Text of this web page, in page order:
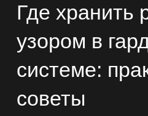
Где хранить
узором в
системе:
советы